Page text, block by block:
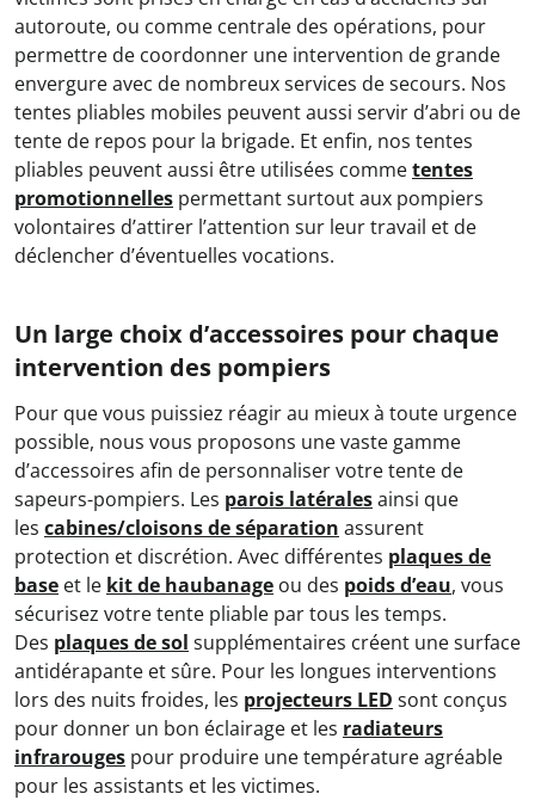
autoroute, ou comme centrale des opérations, pour
permettre de coordonner une intervention de grande
envergure avec de nombreux services de secours. Nos
tentes pliables mobiles peuvent aussi servir d’abri ou de
tente de repos pour la brigade. Et enfin, nos tentes
pliables peuvent aussi être utilisées commetentes
promotionnelles permettant surtout aux pompiers
volontaires d’attirer l’attention sur leur travail et de
déclencher d’éventuelles vocations.
Un large choix d’accessoires pour chaque
intervention des pompiers
Pour que vous puissiez réagir au mieux à toute urgence
possible, nous vous proposons une vaste gamme
d’accessoires afin de personnaliser votre tente de
sapeurs-pompiers. Les parois latéralesainsi que
les cabines/cloisons de séparation assurent
protection et discrétion. Avec différentes plaques de
base et le kit de haubanage ou des poids d’eau, vous
sécurisez votre tente pliable par tous les temps.
Des plaques de sol supplémentaires créent une surface
antidérapante et sûre. Pour les longues interventions
lors des nuits froides, les projecteurs LED sont conçus
pour donner un bon éclairage et les radiateurs
infrarouges pour produire une température agréable
pour les assistants et les victimes.